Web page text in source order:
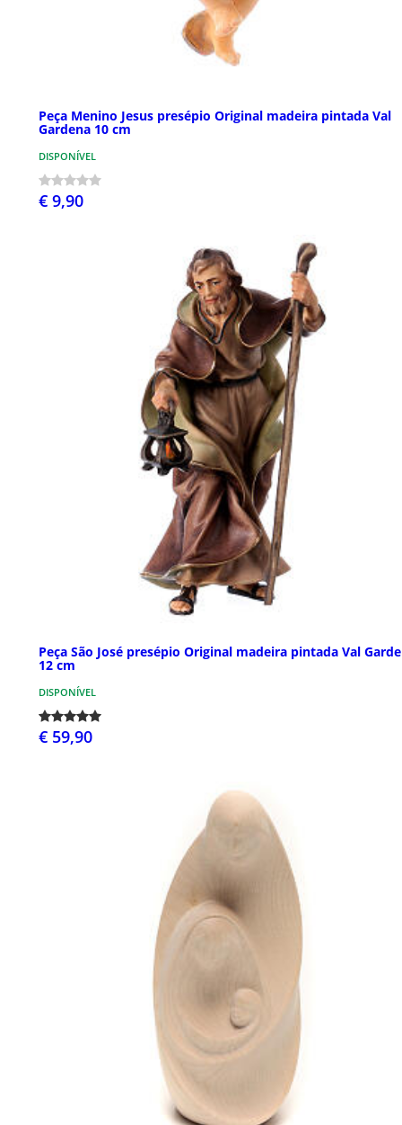
Peça Menino Jesus presépio Original madeira pintada Val
Gardena 10 cm
DISPONÍVEL
€ 9,90
Peça São José presépio Original madeira pintada Val
12 cm
DISPONÍVEL
€ 59,90